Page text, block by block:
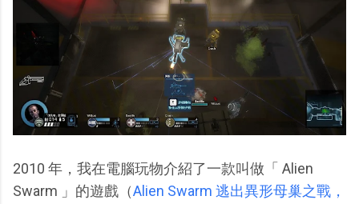
2010 年，我在電腦玩物介紹了一款叫做「 Alien
Swarm 」的遊戲（Alien Swarm 逃出異形母巢之戰，